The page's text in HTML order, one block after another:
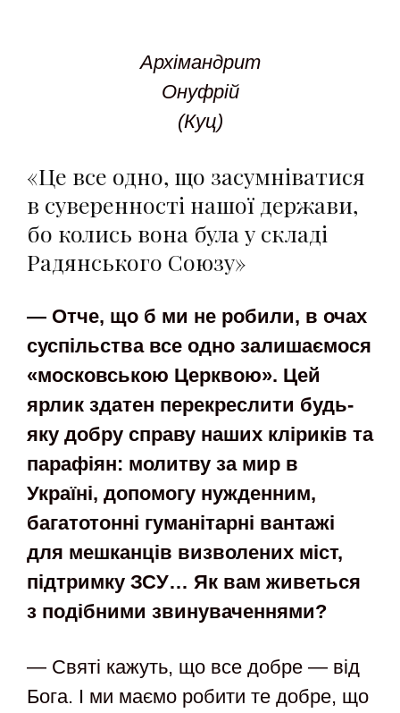
Архімандрит
Онуфрій
(Куц)
«Це все одно, що засумніватися
в суверенності нашої держави,
бо колись вона була у складі
Радянського Союзу»
— Отче, що б ми не робили, в очах
суспільства все одно залишаємося
«московською Церквою». Цей
ярлик здатен перекреслити будь-
яку добру справу наших кліриків та
парафіян: молитву за мир в
Україні, допомогу нужденним,
багатотонні гуманітарні вантажі
для мешканців визволених міст,
підтримку ЗСУ… Як вам живеться
з подібними звинуваченнями?
— Святі кажуть, що все добре — від
Бога. І ми маємо робити те добре, що